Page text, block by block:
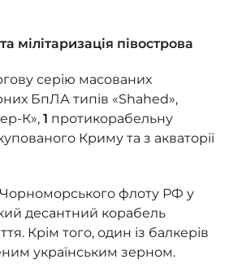
мілітаризація півострова
серію масованих
БпЛА типів «Shahed»,
К», 1 протикорабельну
Криму та з акваторії
флоту РФ у
десантний корабель
Крім того, один із балкерів
українським зерном.